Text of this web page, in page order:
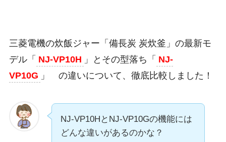
三菱電機の炊飯ジャー「備長炭 炭炊釜」の最新モ
デル「 NJ-VP10H 」とその型落ち「 NJ-
VP10G 」 の違いについて、徹底比較しました！
NJ-VP10HとNJ-VP10Gの機能には
どんな違いがあるのかな？